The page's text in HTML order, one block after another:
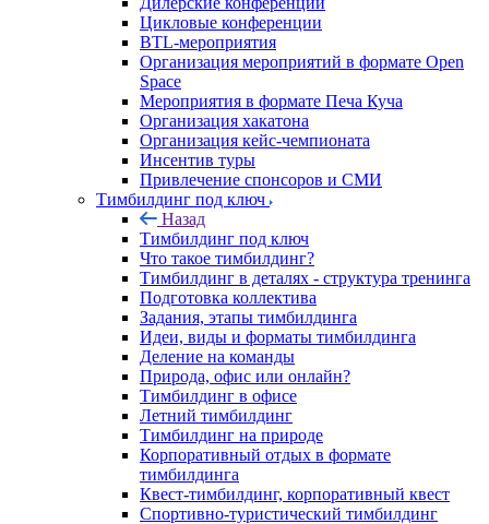
Цикловые конференции
BTL-мероприятия
Организация мероприятий в формате Open
Space
Мероприятия в формате Печа Куча
Организация хакатона
Организация кейс-чемпионата
Инсентив туры
Привлечение спонсоров и СМИ
Тимбилдинг под ключ
Назад
Тимбилдинг под ключ
Что такое тимбилдинг?
Тимбилдинг в деталях - структура тренинга
Подготовка коллектива
Задания, этапы тимбилдинга
Идеи, виды и форматы тимбилдинга
Деление на команды
Природа, офис или онлайн?
Тимбилдинг в офисе
Летний тимбилдинг
Тимбилдинг на природе
Корпоративный отдых в формате
тимбилдинга
Квест-тимбилдинг, корпоративный квест
Спортивно-туристический тимбилдинг